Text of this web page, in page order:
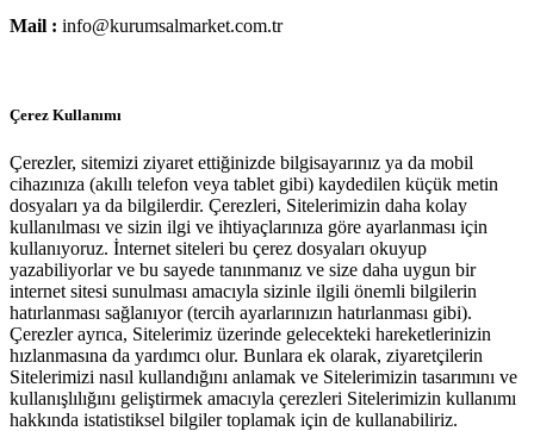
Mail : info@kurumsalmarket.com.tr
Çerez Kullanımı
Çerezler, sitemizi ziyaret ettiğinizde bilgisayarınız ya da mobil
cihazınıza (akıllı telefon veya tablet gibi) kaydedilen küçük metin
dosyaları ya da bilgilerdir. Çerezleri, Sitelerimizin daha kolay
kullanılması ve sizin ilgi ve ihtiyaçlarınıza göre ayarlanması için
kullanıyoruz. İnternet siteleri bu çerez dosyaları okuyup
yazabiliyorlar ve bu sayede tanınmanız ve size daha uygun bir
internet sitesi sunulması amacıyla sizinle ilgili önemli bilgilerin
hatırlanması sağlanıyor (tercih ayarlarınızın hatırlanması gibi).
Çerezler ayrıca, Sitelerimiz üzerinde gelecekteki hareketlerinizin
hızlanmasına da yardımcı olur. Bunlara ek olarak, ziyaretçilerin
Sitelerimizi nasıl kullandığını anlamak ve Sitelerimizin tasarımını ve
kullanışlılığını geliştirmek amacıyla çerezleri Sitelerimizin kullanımı
hakkında istatistiksel bilgiler toplamak için de kullanabiliriz.